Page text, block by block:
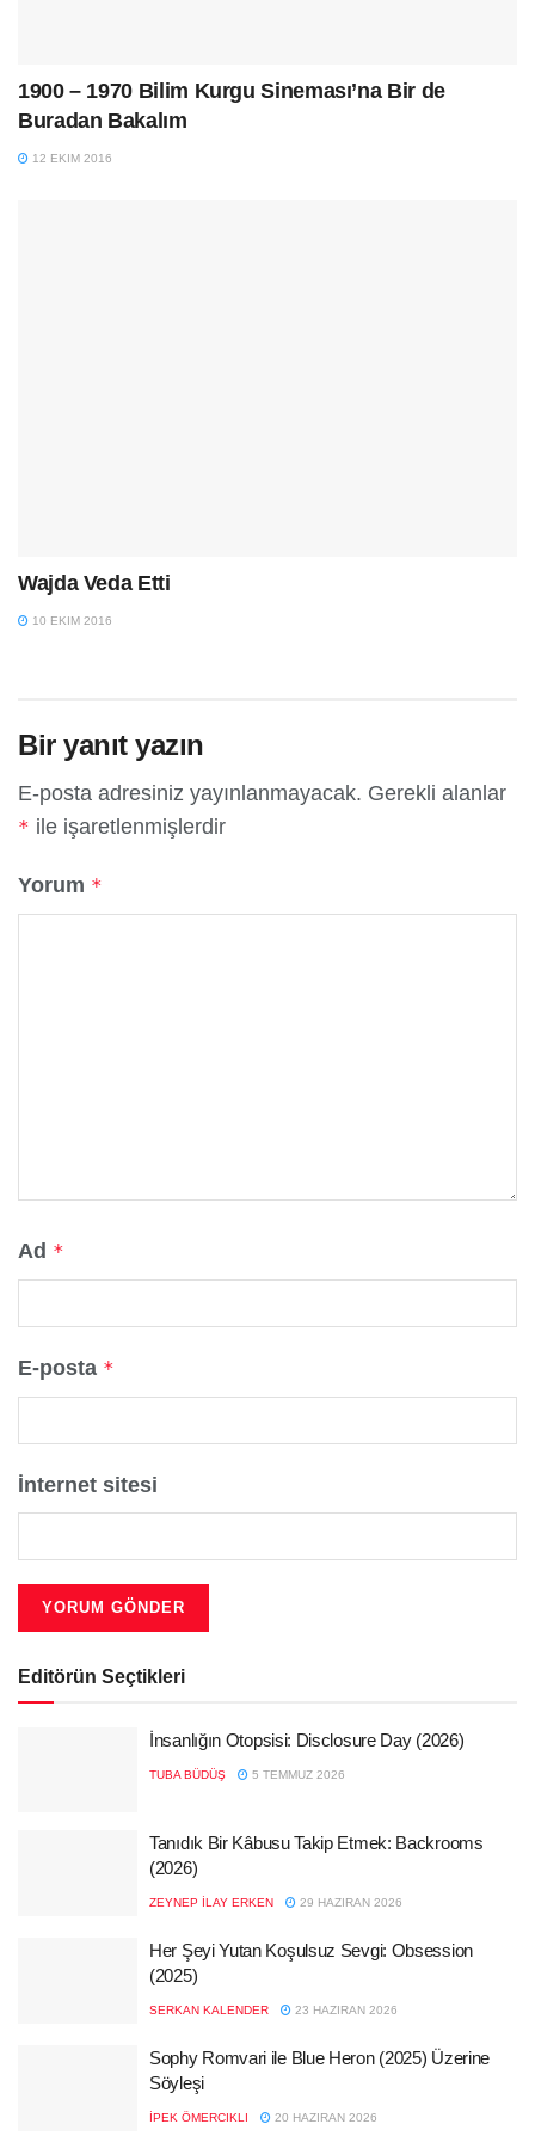
1900 – 1970 Bilim Kurgu Sineması’na Bir de
Buradan Bakalım
12 EKIM 2016
Wajda Veda Etti
10 EKIM 2016
Bir yanıt yazın
E-posta adresiniz yayınlanmayacak. Gerekli alanlar
* ile işaretlenmişlerdir
Yorum *
Ad *
E-posta *
İnternet sitesi
Editörün Seçtikleri
İnsanlığın Otopsisi: Disclosure Day (2026)
TUBA BÜDÜŞ 5 TEMMUZ 2026
Tanıdık Bir Kâbusu Takip Etmek: Backrooms
(2026)
ZEYNEP İLAY ERKEN 29 HAZIRAN 2026
Her Şeyi Yutan Koşulsuz Sevgi: Obsession
(2025)
SERKAN KALENDER 23 HAZIRAN 2026
Sophy Romvari ile Blue Heron (2025) Üzerine
Söyleşi
İPEK ÖMERCIKLI 20 HAZIRAN 2026